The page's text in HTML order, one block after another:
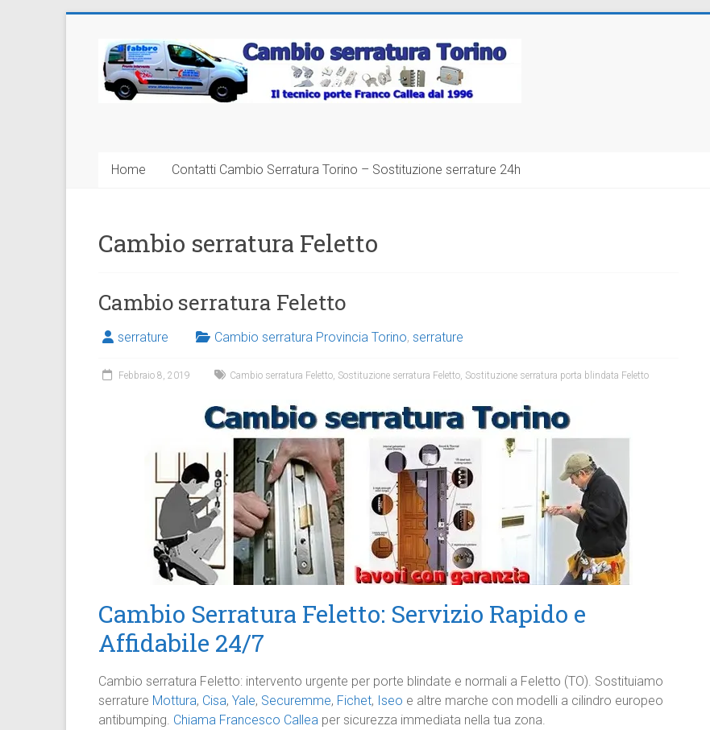
contenutoCambio
Serratura
Home Contatti Cambio Serratura Torino – Sostituzione serrature 24h
Cambio serratura Feletto
Cambio serratura Feletto
serrature Cambio serratura Provincia Torino, serrature
Febbraio 8, 2019 Cambio serratura Feletto, Sostituzione serratura Feletto, Sostituzione serratura porta blindata Feletto
Cambio Serratura Feletto: Servizio Rapido e
Affidabile 24/7
Cambio serratura Feletto: intervento urgente per porte blindate e normali a Feletto (TO). Sostituiamo
serrature Mottura, Cisa, Yale, Securemme, Fichet, Iseo e altre marche con modelli a cilindro europeo
antibumping. Chiama Francesco Callea per sicurezza immediata nella tua zona.